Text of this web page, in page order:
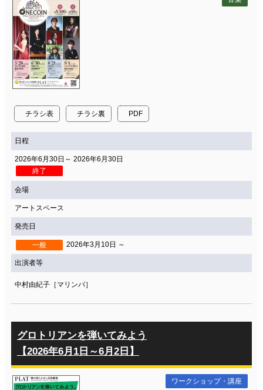
チラシ表 チラシ裏 PDF
日程
2026年6月30日～ 2026年6月30日
終了
会場
アートスペース
発売日
一般 2026年3月10日 ～
出演者等
中村由紀子［マリンバ］
グロトリアンを弾いてみよう
【2026年6月1日～6月2日】
ワークショップ・講座